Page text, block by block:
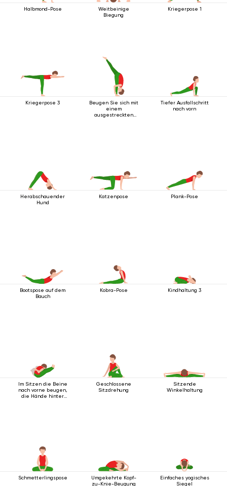
Halbmond-Pose
Weitbeinige
Biegung
Kriegerpose 1
Kriegerpose 3
Beugen Sie sich mit
einem
ausgestreckten
Tiefer Ausfallschritt
nach vorn
Herabschauender
Hund
Katzenpose Plank-Pose
Bootspose auf dem
Bauch
Kobra-Pose Kindhaltung 3
Im Sitzen die Beine
nach vorne beugen,
die Hände hinter
Geschlossene
Sitzdrehung
Sitzende
Winkelhaltung
Schmetterlingspose
Umgekehrte Kopf-
zu-Knie-Beugung
Einfaches yogisches
Siegel